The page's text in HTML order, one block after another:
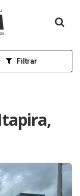
Filtrar